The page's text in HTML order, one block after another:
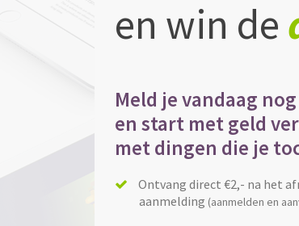
en win de
Meld je vandaag
en start met geld
met dingen die je
Ontvang direct €2,- na het
aanmelding (aanmelden en